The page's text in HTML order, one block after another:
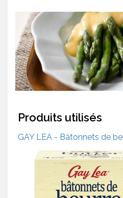
Produits utilisés
GAY LEA - Bâtonnets de